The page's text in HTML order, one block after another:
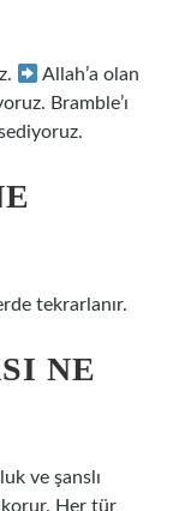
Allah’a olan
Bramble’ı
tekrarlanır.
NE
ve şanslı
korur. Her tür